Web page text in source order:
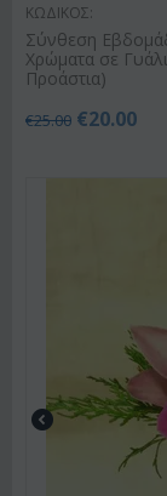
ΚΩΔΙΚΟΣ:
Σύνθεση
Χρώματα σε
Προάστια)
€25.00 €20.00